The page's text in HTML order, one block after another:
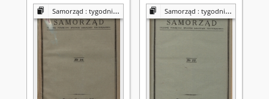
Samorząd : tygodnik Związku Sejmików Pow. Rz. Polskiej Samorząd : tygodnik Związku Sejmików Pow. Rz. Polskiej